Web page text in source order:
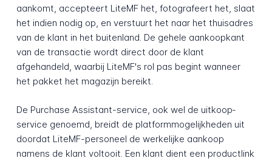
aankomt, accepteert LiteMF het, fotografeert het, slaat
het indien nodig op, en verstuurt het naar het thuisadres
van de klant in het buitenland. De gehele aankoopkant
van de transactie wordt direct door de klant
afgehandeld, waarbij LiteMF's rol pas begint wanneer
het pakket het magazijn bereikt.
De Purchase Assistant-service, ook wel de uitkoop­
service genoemd, breidt de platform­mogelijkheden uit
doordat LiteMF-personeel de werkelijke aankoop
namens de klant voltooit. Een klant dient een productlink